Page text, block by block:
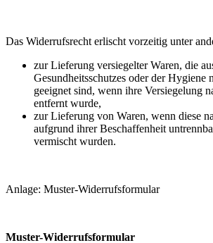
Das Widerrufsrecht erlischt vorzeitig unter
zur Lieferung versiegelter Waren, die
Gesundheitsschutzes oder der Hygiene
geeignet sind, wenn ihre Versiegelung
entfernt wurde,
zur Lieferung von Waren, wenn diese
aufgrund ihrer Beschaffenheit
vermischt wurden.
Anlage: Muster-Widerrufsformular
Muster-Widerrufsformular